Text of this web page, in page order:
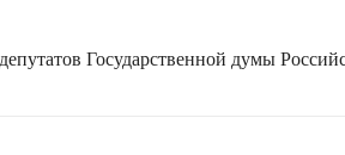
Государственной думы